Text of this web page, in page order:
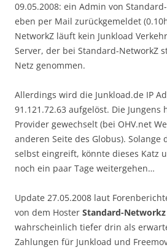
09.05.2008: ein Admin von
eben per Mail zurückgemeldet
NetworkZ läuft kein Junkload
Server, der bei Standard-NetworkZ
Netz genommen.
Allerdings wird die Junkload.de IP
91.121.72.63 aufgelöst. Die
Provider gewechselt (bei OHV.net
anderen Seite des Globus). Solange
selbst eingreift, könnte dieses Katz
noch ein paar Tage weitergehen…
Update 27.05.2008 laut
von dem Hoster Standard-Networkz
wahrscheinlich tiefer drin als
Zahlungen für Junkload und